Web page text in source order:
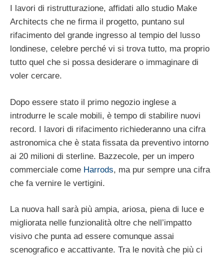
I lavori di ristrutturazione, affidati allo studio Make
Architects che ne firma il progetto, puntano sul
rifacimento del grande ingresso al tempio del lusso
londinese, celebre perché vi si trova tutto, ma proprio
tutto quel che si possa desiderare o immaginare di
voler cercare.
Dopo essere stato il primo negozio inglese a
introdurre le scale mobili, è tempo di stabilire nuovi
record. I lavori di rifacimento richiederanno una cifra
astronomica che è stata fissata da preventivo intorno
ai 20 milioni di sterline. Bazzecole, per un impero
commerciale come Harrods, ma pur sempre una cifra
che fa vernire le vertigini.
La nuova hall sarà più ampia, ariosa, piena di luce e
migliorata nelle funzionalità oltre che nell’impatto
visivo che punta ad essere comunque assai
scenografico e accattivante. Tra le novità che più ci